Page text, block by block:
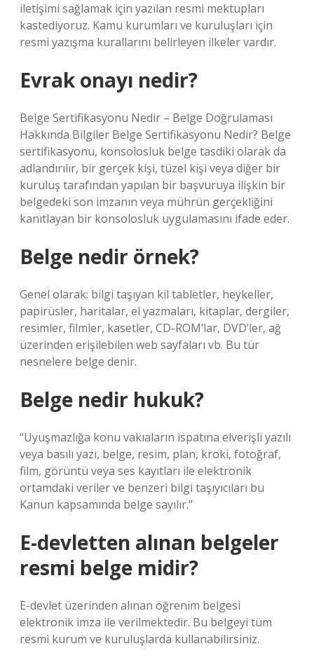
iletişimi sağlamak için yazılan resmi mektupları
kastediyoruz. Kamu kurumları ve kuruluşları için
resmi yazışma kurallarını belirleyen ilkeler vardır.
Evrak onayı nedir?
Belge Sertifikasyonu Nedir – Belge Doğrulaması
Hakkında Bilgiler Belge Sertifikasyonu Nedir? Belge
sertifikasyonu, konsolosluk belge tasdiki olarak da
adlandırılır, bir gerçek kişi, tüzel kişi veya diğer bir
kuruluş tarafından yapılan bir başvuruya ilişkin bir
belgedeki son imzanın veya mührün gerçekliğini
kanıtlayan bir konsolosluk uygulamasını ifade eder.
Belge nedir örnek?
Genel olarak: bilgi taşıyan kil tabletler, heykeller,
papirüsler, haritalar, el yazmaları, kitaplar, dergiler,
resimler, filmler, kasetler, CD-ROM’lar, DVD’ler, ağ
üzerinden erişilebilen web sayfaları vb. Bu tür
nesnelere belge denir.
Belge nedir hukuk?
“Uyuşmazlığa konu vakıaların ispatına elverişli yazılı
veya basılı yazı, belge, resim, plan, kroki, fotoğraf,
film, görüntü veya ses kayıtları ile elektronik
ortamdaki veriler ve benzeri bilgi taşıyıcıları bu
Kanun kapsamında belge sayılır.”
E-devletten alınan belgeler
resmi belge midir?
E-devlet üzerinden alınan öğrenim belgesi
elektronik imza ile verilmektedir. Bu belgeyi tüm
resmi kurum ve kuruluşlarda kullanabilirsiniz.